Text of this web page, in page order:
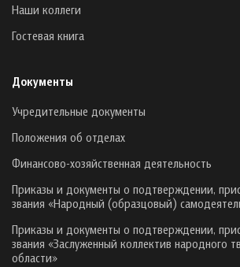
Наши коллеги
Гостевая книга
Документы
Учредительные документы
Положения об отделах
Финансово-хозяйственная деятельность
Приказы и документы о подтверждении,
звания «Народный (образцовый)
Приказы и документы о подтверждении,
звания «Заслуженный коллектив народного
области»